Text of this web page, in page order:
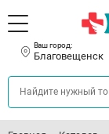
Ваш город:
Благовещенск